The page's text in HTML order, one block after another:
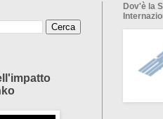
Dov'è la